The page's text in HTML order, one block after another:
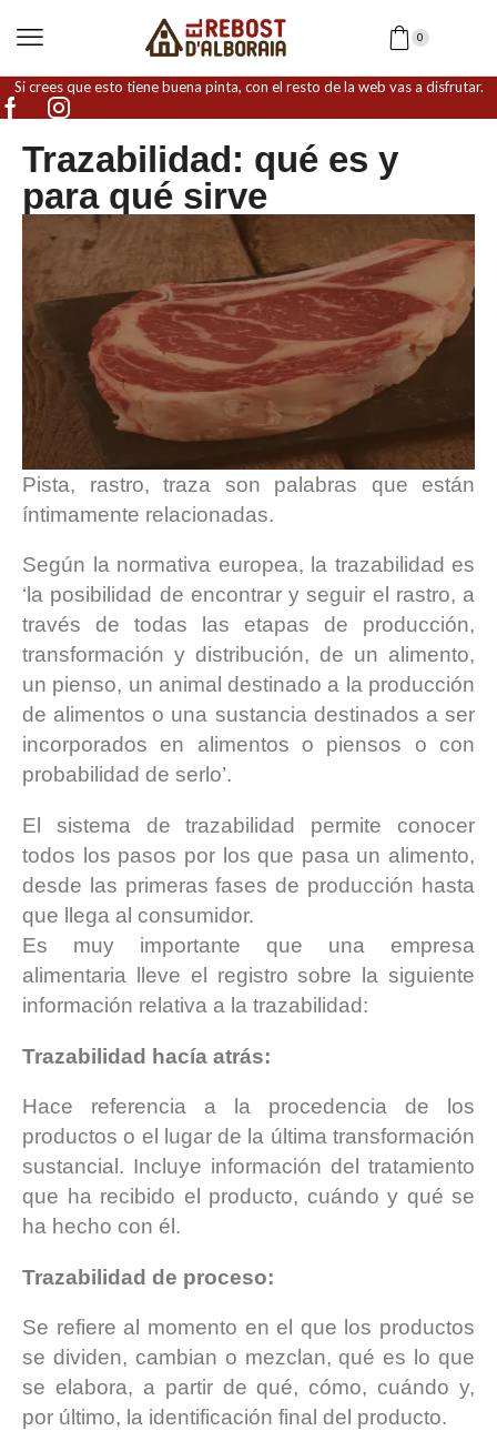
0
Si crees que esto tiene buena pinta, con el resto de la web vas a disfrutar.
Trazabilidad: qué es y
para qué sirve
Pista, rastro, traza son palabras que están
íntimamente relacionadas.
Según la normativa europea, la trazabilidad es
‘la posibilidad de encontrar y seguir el rastro, a
través de todas las etapas de producción,
transformación y distribución, de un alimento,
un pienso, un animal destinado a la producción
de alimentos o una sustancia destinados a ser
incorporados en alimentos o piensos o con
probabilidad de serlo’.
El sistema de trazabilidad permite conocer
todos los pasos por los que pasa un alimento,
desde las primeras fases de producción hasta
que llega al consumidor.
Es muy importante que una empresa
alimentaria lleve el registro sobre la siguiente
información relativa a la trazabilidad:
Trazabilidad hacía atrás:
Hace referencia a la procedencia de los
productos o el lugar de la última transformación
sustancial. Incluye información del tratamiento
que ha recibido el producto, cuándo y qué se
ha hecho con él.
Trazabilidad de proceso:
Se refiere al momento en el que los productos
se dividen, cambian o mezclan, qué es lo que
se elabora, a partir de qué, cómo, cuándo y,
por último, la identificación final del producto.